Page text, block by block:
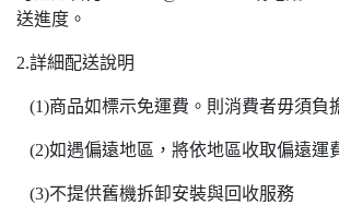
送進度。
2.詳細配送說明
(1)商品如標示免運費。則消費者毋須負
(2)如遇偏遠地區，將依地區收取偏遠運
(3)不提供舊機拆卸安裝與回收服務